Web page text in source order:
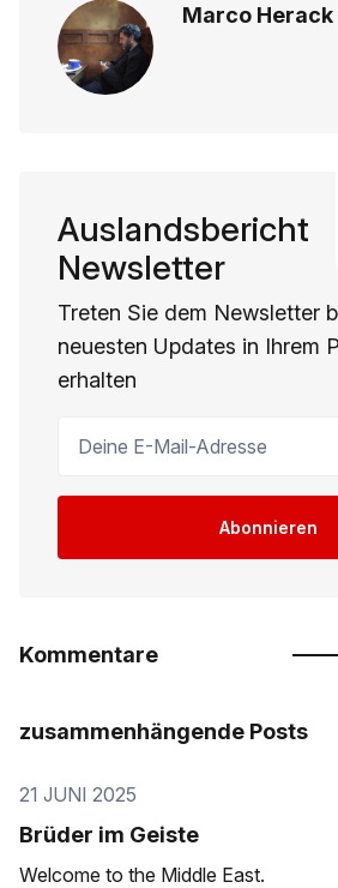
Marco Herack
Auslandsbericht
Newsletter
Treten Sie dem Newsletter
neuesten Updates in Ihrem
erhalten
Abonnieren
Kommentare
zusammenhängende Posts
21 JUNI 2025
Brüder im Geiste
Welcome to the Middle East.